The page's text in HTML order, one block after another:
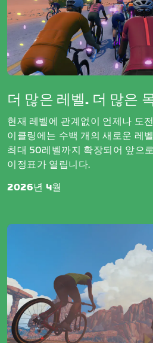
더 많은 레벨. 더 많은
현재 레벨에 관계없이 언제나 도
이클링에는 수백 개의 새로운 레
최대 50레벨까지 확장되어 앞으
이정표가 열립니다.
2026년 4월